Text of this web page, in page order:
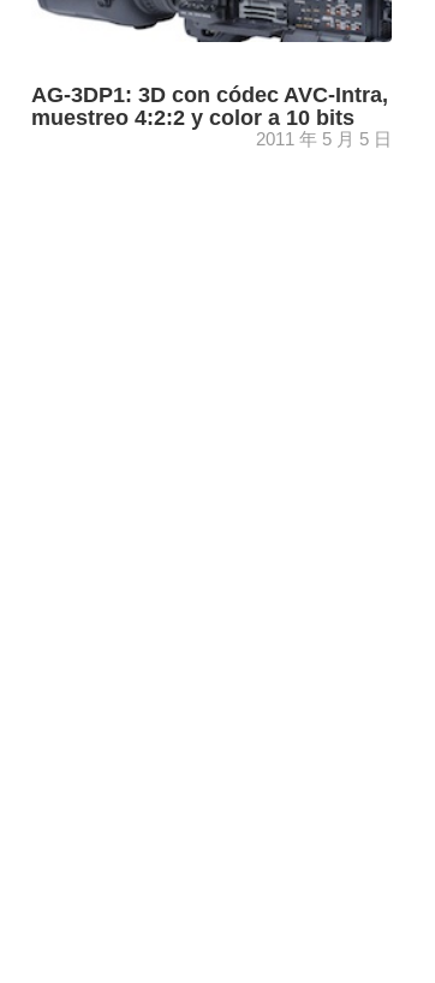
AG-3DP1: 3D con códec AVC-Intra,
muestreo 4:2:2 y color a 10 bits
2011 年 5 月 5 日